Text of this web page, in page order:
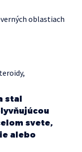
oblastiach
stal
svete,
alebo